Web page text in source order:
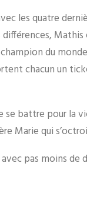
les quatre
du
chacun un
battre pour la
Marie qui
pas moins